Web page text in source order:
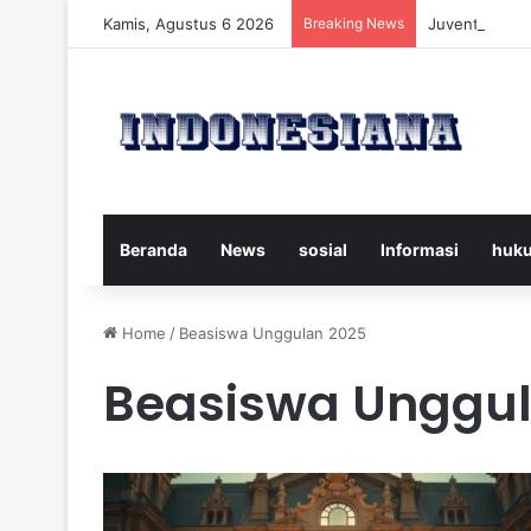
Kamis, Agustus 6 2026 Breaking News Juventus vs
Beranda News sosial Informasi
Home / Beasiswa Unggulan 2025
Beasiswa